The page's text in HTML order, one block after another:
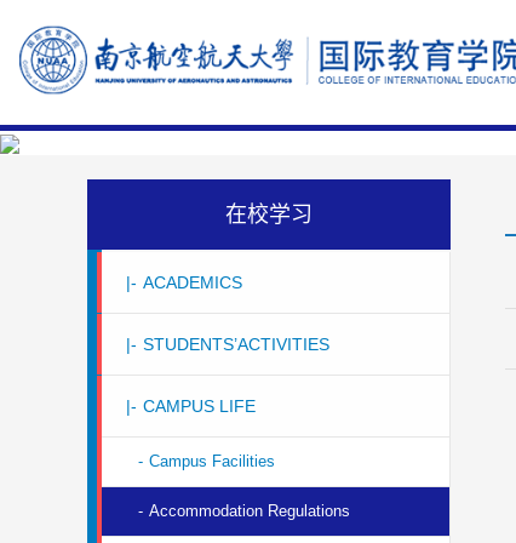
在校学习
|- ACADEMICS
|- STUDENTS’ACTIVITIES
|- CAMPUS LIFE
- Campus Facilities
- Accommodation Regulations